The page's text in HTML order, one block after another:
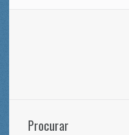
Procurar